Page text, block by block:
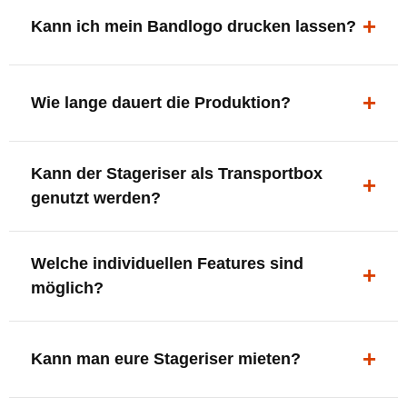
ergonomisch, sicher und gut sichtbar.
Kann ich mein Bandlogo drucken lassen?
deine Bühne, deine Marke.
Wie lange dauert die Produktion?
innerhalb Deutschlands kostenfrei.
Kann der Stageriser als Transportbox
genutzt werden?
oder Zubehör nutzen.
Welche individuellen Features sind
möglich?
XLR-Brücke / Schnittstelle
Setlist-Clip
Kann man eure Stageriser mieten?